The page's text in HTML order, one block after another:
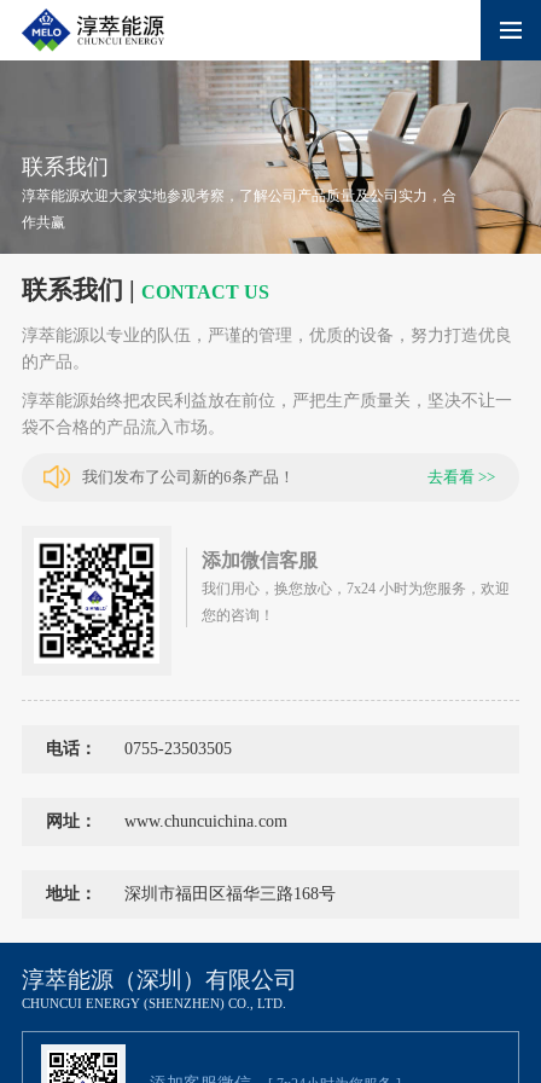
联系我们
淳萃能源欢迎大家实地参观考察，了解公司产品质量及公司实力，合
作共赢
联系我们 | CONTACT US
淳萃能源以专业的队伍，严谨的管理，优质的设备，努力打造优良
的产品。
淳萃能源始终把农民利益放在前位，严把生产质量关，坚决不让一
袋不合格的产品流入市场。
去看看 >>
我们发布了公司新的6条产品！
添加微信客服
我们用心，换您放心，7x24 小时为您服务，欢迎
您的咨询！
电话： 0755-23503505
网址： www.chuncuichina.com
地址： 深圳市福田区福华三路168号
淳萃能源（深圳）有限公司
CHUNCUI ENERGY (SHENZHEN) CO., LTD.